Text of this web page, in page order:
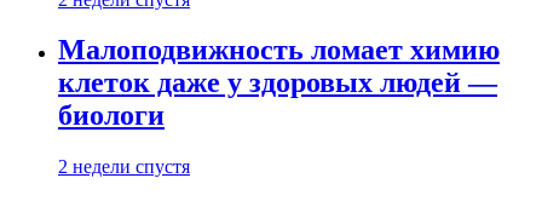
Малоподвижность ломает химию
клеток даже у здоровых людей —
биологи
2 недели спустя